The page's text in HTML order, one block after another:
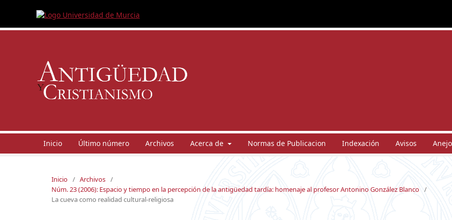
Inicio Último número Archivos Acerca de Normas de Publicacion Indexación Avisos
Inicio / Archivos /
Núm. 23 (2006): Espacio y tiempo en la percepción de la antigüedad tardía: homenaje al profesor Antonino González Blanco /
La cueva como realidad cultural-religiosa